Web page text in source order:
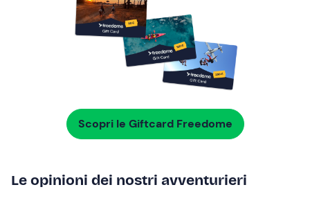
Scopri le Giftcard Freedome
Le opinioni dei nostri avventurieri